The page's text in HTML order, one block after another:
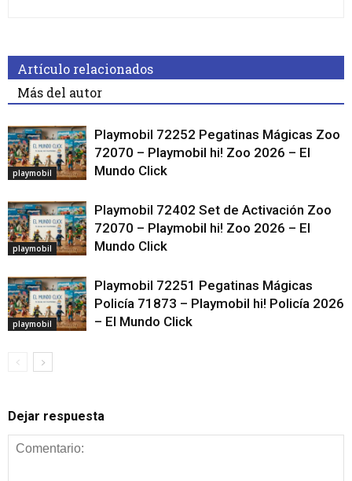
Artículo relacionados
Más del autor
playmobil
Playmobil 72252 Pegatinas Mágicas Zoo
72070 – Playmobil hi! Zoo 2026 – El
Mundo Click
playmobil
Playmobil 72402 Set de Activación Zoo
72070 – Playmobil hi! Zoo 2026 – El
Mundo Click
playmobil
Playmobil 72251 Pegatinas Mágicas
Policía 71873 – Playmobil hi! Policía 2026
– El Mundo Click
Dejar respuesta